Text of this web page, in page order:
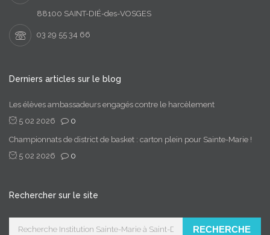
88100 SAINT-DIÉ-des-VOSGES
03 29 55 34 66
Derniers articles sur le blog
Les élèves ambassadeurs engagés contre le harcèlement
5 02 2026
0
Championnats de district de basket : carton plein pour Sainte-Marie !
5 02 2026
0
Rechercher sur le site
RECHERCHE